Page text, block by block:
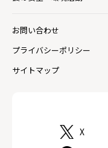
X
お問い合わせ
プライバシーポリシー
サイトマップ